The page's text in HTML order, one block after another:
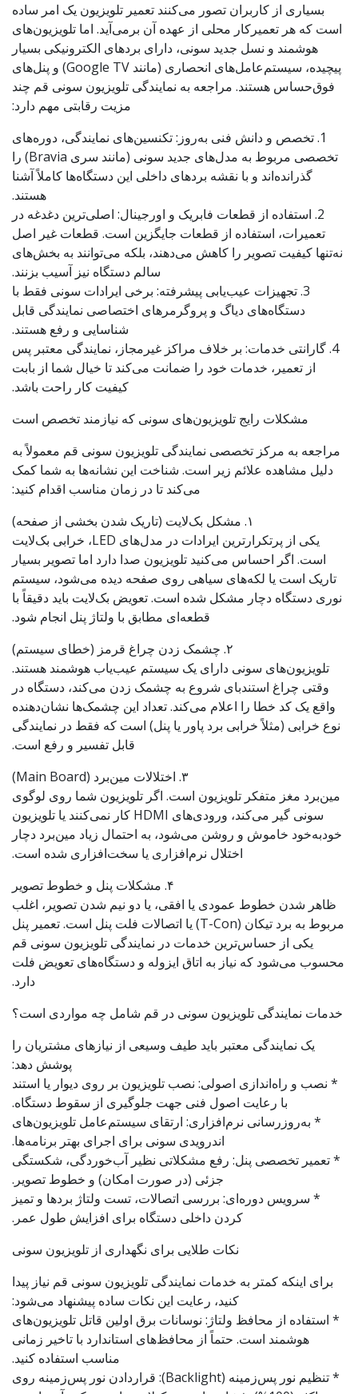
بسیاری از کاربران تصور می‌کنند تعمیر تلویزیون یک امر ساده
است که هر تعمیرکار محلی از عهده آن برمی‌آید. اما تلویزیون‌های
هوشمند و نسل جدید سونی، دارای بردهای الکترونیکی بسیار
پیچیده، سیستم‌عامل‌های انحصاری (مانند Google TV) و پنل‌های
فوق‌حساس هستند. مراجعه به نمایندگی تلویزیون سونی قم چند
مزیت رقابتی مهم دارد:
1. تخصص و دانش فنی به‌روز: تکنسین‌های نمایندگی، دوره‌های
تخصصی مربوط به مدل‌های جدید سونی (مانند سری Bravia) را
گذرانده‌اند و با نقشه بردهای داخلی این دستگاه‌ها کاملاً آشنا
هستند.
2. استفاده از قطعات فابریک و اورجینال: اصلی‌ترین دغدغه در
تعمیرات، استفاده از قطعات جایگزین است. قطعات غیر اصل
نه‌تنها کیفیت تصویر را کاهش می‌دهند، بلکه می‌توانند به بخش‌های
سالم دستگاه نیز آسیب بزنند.
3. تجهیزات عیب‌یابی پیشرفته: برخی ایرادات سونی فقط با
دستگاه‌های دیاگ و پروگرمرهای اختصاصی نمایندگی قابل
شناسایی و رفع هستند.
4. گارانتی خدمات: بر خلاف مراکز غیرمجاز، نمایندگی معتبر پس
از تعمیر، خدمات خود را ضمانت می‌کند تا خیال شما از بابت
کیفیت کار راحت باشد.
مشکلات رایج تلویزیون‌های سونی که نیازمند تخصص است
مراجعه به مرکز تخصصی نمایندگی تلویزیون سونی قم معمولاً به
دلیل مشاهده علائم زیر است. شناخت این نشانه‌ها به شما کمک
می‌کند تا در زمان مناسب اقدام کنید:
۱. مشکل بک‌لایت (تاریک شدن بخشی از صفحه)
یکی از پرتکرارترین ایرادات در مدل‌های LED، خرابی بک‌لایت
است. اگر احساس می‌کنید تلویزیون صدا دارد اما تصویر بسیار
تاریک است یا لکه‌های سیاهی روی صفحه دیده می‌شود، سیستم
نوری دستگاه دچار مشکل شده است. تعویض بک‌لایت باید دقیقاً با
قطعه‌ای مطابق با ولتاژ پنل انجام شود.
۲. چشمک زدن چراغ قرمز (خطای سیستم)
تلویزیون‌های سونی دارای یک سیستم عیب‌یاب هوشمند هستند.
وقتی چراغ استندبای شروع به چشمک زدن می‌کند، دستگاه در
واقع یک کد خطا را اعلام می‌کند. تعداد این چشمک‌ها نشان‌دهنده
نوع خرابی (مثلاً خرابی برد پاور یا پنل) است که فقط در نمایندگی
قابل تفسیر و رفع است.
۳. اختلالات مین‌برد (Main Board)
مین‌برد مغز متفکر تلویزیون است. اگر تلویزیون شما روی لوگوی
سونی گیر می‌کند، ورودی‌های HDMI کار نمی‌کنند یا تلویزیون
خودبه‌خود خاموش و روشن می‌شود، به احتمال زیاد مین‌برد دچار
اختلال نرم‌افزاری یا سخت‌افزاری شده است.
۴. مشکلات پنل و خطوط تصویر
ظاهر شدن خطوط عمودی یا افقی، یا دو نیم شدن تصویر، اغلب
مربوط به برد تیکان (T-Con) یا اتصالات فلت پنل است. تعمیر پنل
یکی از حساس‌ترین خدمات در نمایندگی تلویزیون سونی قم
محسوب می‌شود که نیاز به اتاق ایزوله و دستگاه‌های تعویض فلت
دارد.
خدمات نمایندگی تلویزیون سونی در قم شامل چه مواردی است؟
یک نمایندگی معتبر باید طیف وسیعی از نیازهای مشتریان را
پوشش دهد:
* نصب و راه‌اندازی اصولی: نصب تلویزیون بر روی دیوار یا استند
با رعایت اصول فنی جهت جلوگیری از سقوط دستگاه.
* به‌روزرسانی نرم‌افزاری: ارتقای سیستم‌عامل تلویزیون‌های
اندرویدی سونی برای اجرای بهتر برنامه‌ها.
* تعمیر تخصصی پنل: رفع مشکلاتی نظیر آب‌خوردگی، شکستگی
جزئی (در صورت امکان) و خطوط تصویر.
* سرویس دوره‌ای: بررسی اتصالات، تست ولتاژ بردها و تمیز
کردن داخلی دستگاه برای افزایش طول عمر.
نکات طلایی برای نگهداری از تلویزیون سونی
برای اینکه کمتر به خدمات نمایندگی تلویزیون سونی قم نیاز پیدا
کنید، رعایت این نکات ساده پیشنهاد می‌شود:
* استفاده از محافظ ولتاژ: نوسانات برق اولین قاتل تلویزیون‌های
هوشمند است. حتماً از محافظ‌های استاندارد با تاخیر زمانی
مناسب استفاده کنید.
* تنظیم نور پس‌زمینه (Backlight): قراردادن نور پس‌زمینه روی